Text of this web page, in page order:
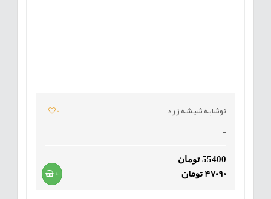
نوشابه شیشه زرد
0
-
55400 تومان
47090 تومان +